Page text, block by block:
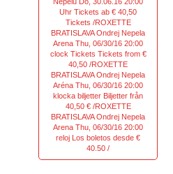
Uhr Tickets ab € 40,50
Tickets /ROXETTE
BRATISLAVA Ondrej Nepela
Arena Thu, 06/30/16 20:00
clock Tickets Tickets from €
40,50 /ROXETTE
BRATISLAVA Ondrej Nepela
Aréna Thu, 06/30/16 20:00
klocka biljetter Biljetter från
40,50 € /ROXETTE
BRATISLAVA Ondrej Nepela
Arena Thu, 06/30/16 20:00
reloj Los boletos desde €
40.50 /